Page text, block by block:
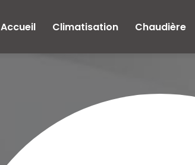
Accueil
Climatisation Chaudière